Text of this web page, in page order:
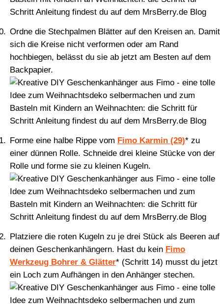
Ordne die Stechpalmen Blätter auf den Kreisen an. Damit
sich die Kreise nicht verformen oder am Rand
hochbiegen, belässt du sie ab jetzt am Besten auf dem
Backpapier.
Forme eine halbe Rippe vom Fimo Karmin (29)* zu
einer dünnen Rolle. Schneide drei kleine Stücke von der
Rolle und forme sie zu kleinen Kugeln.
Platziere die roten Kugeln zu je drei Stück als Beeren auf
deinen Geschenkanhängern. Hast du kein Fimo
Werkzeug Bohrer & Glätter* (Schritt 14) musst du jetzt
ein Loch zum Aufhängen in den Anhänger stechen.